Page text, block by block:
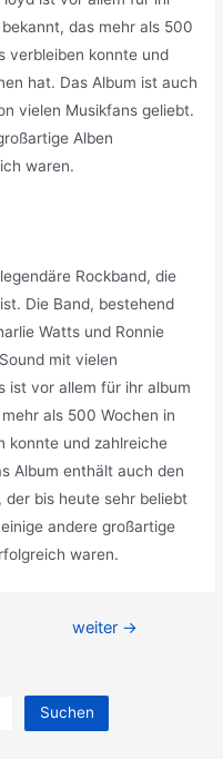
das mehr als 500
verbleiben konnte und
hat. Das Album ist auch
vielen Musikfans geliebt.
Alben
waren.
Rockband, die
Die Band, bestehend
Watts und Ronnie
mit vielen
ist vor allem für ihr album
als 500 Wochen in
konnte und zahlreiche
Album enthält auch den
der bis heute sehr beliebt
andere großartige
waren.
weiter →
Suchen